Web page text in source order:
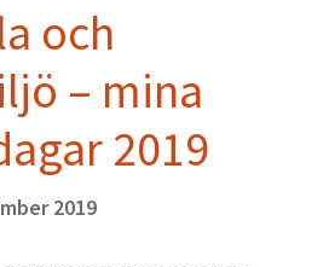
och
– mina
2019
2019